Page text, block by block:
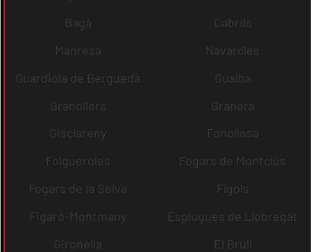
Bagà
Cabrils
Manresa
Navarcles
Guardiola de Berguedà
Gualba
Granollers
Granera
Gisclareny
Fonollosa
Folgueroles
Fogars de Montclús
Fogars de la Selva
Fígols
Figaró-Montmany
Esplugues de Llobregat
Gironella
El Brull